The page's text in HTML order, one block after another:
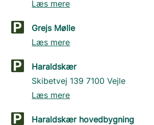
Læs mere
Grejs Mølle
Læs mere
Haraldskær
Skibetvej 139 7100 Vejle
Læs mere
Haraldskær hovedbygning